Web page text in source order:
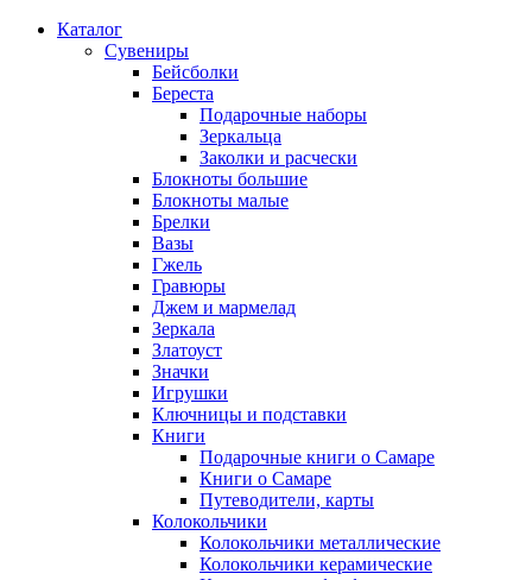
Каталог
Сувениры
Бейсболки
Береста
Подарочные наборы
Зеркальца
Заколки и расчески
Блокноты большие
Блокноты малые
Брелки
Вазы
Гжель
Гравюры
Джем и мармелад
Зеркала
Златоуст
Значки
Игрушки
Ключницы и подставки
Книги
Подарочные книги о Самаре
Книги о Самаре
Путеводители, карты
Колокольчики
Колокольчики металлические
Колокольчики керамические